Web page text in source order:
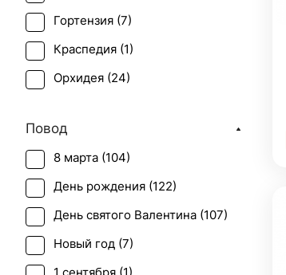
Гортензия (7)
Краспедия (1)
Орхидея (24)
Подсолнух (
Ранункулюс (
Роза (73)
Роза кустовая (24)
Скиммия (1)
Повод
8 марта (104)
День рождения (122)
День святого Валентина (107)
Новый год (7)